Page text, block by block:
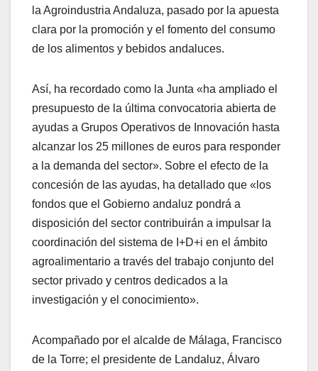
la Agroindustria Andaluza, pasado por la apuesta
clara por la promoción y el fomento del consumo
de los alimentos y bebidos andaluces.
Así, ha recordado como la Junta «ha ampliado el
presupuesto de la última convocatoria abierta de
ayudas a Grupos Operativos de Innovación hasta
alcanzar los 25 millones de euros para responder
a la demanda del sector». Sobre el efecto de la
concesión de las ayudas, ha detallado que «los
fondos que el Gobierno andaluz pondrá a
disposición del sector contribuirán a impulsar la
coordinación del sistema de I+D+i en el ámbito
agroalimentario a través del trabajo conjunto del
sector privado y centros dedicados a la
investigación y el conocimiento».
Acompañado por el alcalde de Málaga, Francisco
de la Torre; el presidente de Landaluz, Álvaro